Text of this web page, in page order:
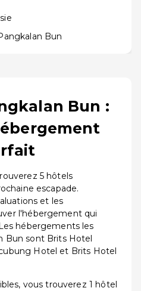
Bun
Bun :
5 hôtels
escapade.
et les
l'hébergement qui
hébergements les
Bun sont Brits Hotel
Hotel et Brits Hotel
vous trouverez 1 hôtel